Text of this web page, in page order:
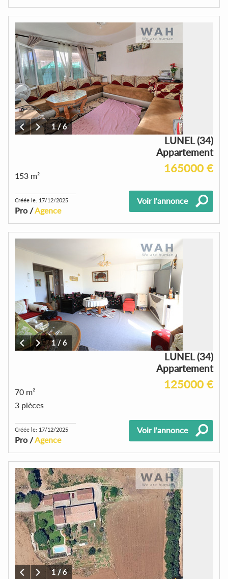
1/6
LUNEL (34)
Appartement
165000 €
153 m²
Créée le: 17/12/2025
Pro /Agence
Voir l'annonce
1/6
LUNEL (34)
Appartement
125000 €
70 m²
3 pièces
Créée le: 17/12/2025
Pro /Agence
Voir l'annonce
1/6